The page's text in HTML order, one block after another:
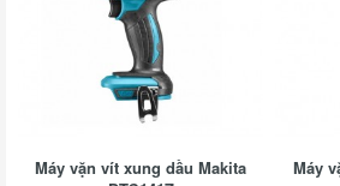
Máy vặn vít xung dầu Makita
Máy